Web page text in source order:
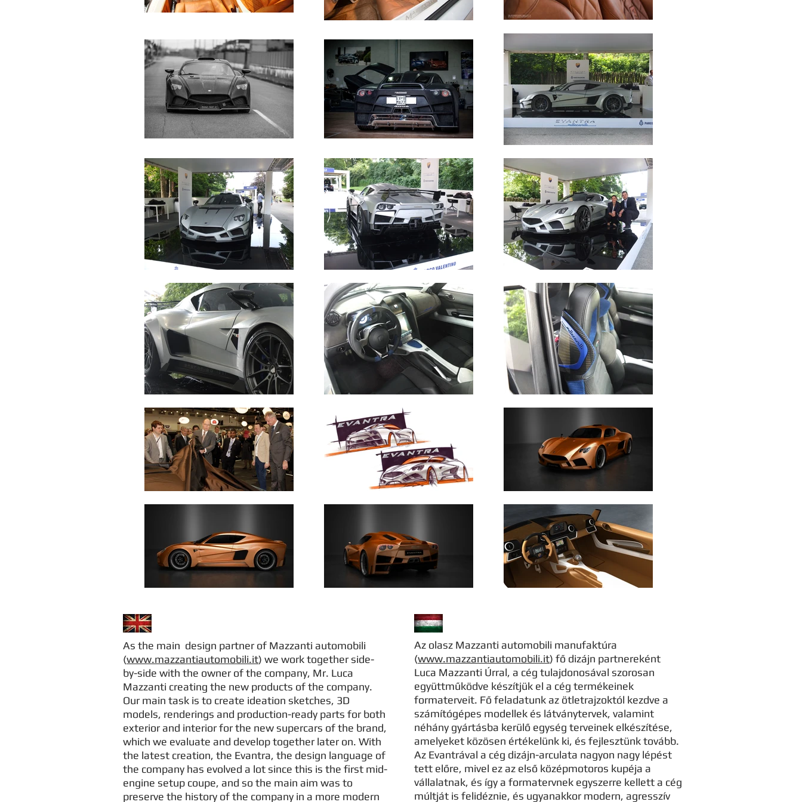
As the main design partner of Mazzanti automobili
(www.mazzantiautomobili.it) we work together side-
by-side with the owner of the company, Mr. Luca
Mazzanti creating the new products of the company.
Our main task is to create ideation sketches, 3D
models, renderings and production-ready parts for both
exterior and interior for the new supercars of the brand,
which we evaluate and develop together later on. With
the latest creation, the Evantra, the design language of
the company has evolved a lot since this is the first mid-
engine setup coupe, and so the main aim was to
preserve the history of the company in a more modern
Az olasz Mazzanti automobili manufaktúra
(www.mazzantiautomobili.it) fő dizájn partnereként
Luca Mazzanti Úrral, a cég tulajdonosával szorosan
együttműködve készítjük el a cég termékeinek
formaterveit. Fő feladatunk az ötletrajzoktól kezdve a
számítógépes modellek és látványtervek, valamint
néhány gyártásba kerülő egység terveinek elkészítése,
amelyeket közösen értékelünk ki, és fejlesztünk tovább.
Az Evantrával a cég dizájn-arculata nagyon nagy lépést
tett előre, mivel ez az első középmotoros kupéja a
vállalatnak, és így a formatervnek egyszerre kellett a cég
múltját is felidéznie, és ugyanakkor modern, agresszív